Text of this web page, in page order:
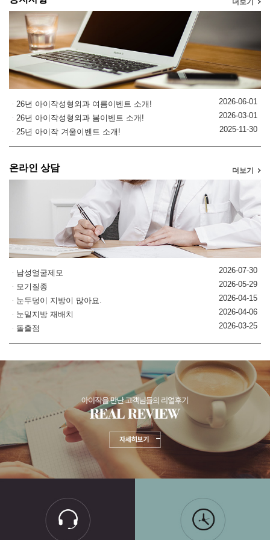
더보기
26년 아이작성형외과 여름이벤트 소개!
2026-06-01
26년 아이작성형외과 봄이벤트 소개!
2026-03-01
25년 아이작 겨울이벤트 소개!
2025-11-30
온라인 상담 더보기
남성얼굴제모
2026-07-30
모기질종
2026-05-29
눈두덩이 지방이 많아요.
2026-04-15
눈밑지방 재배치
2026-04-06
돌출점
2026-03-25